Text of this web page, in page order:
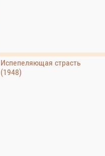
Испепеляющая страсть
(1948)